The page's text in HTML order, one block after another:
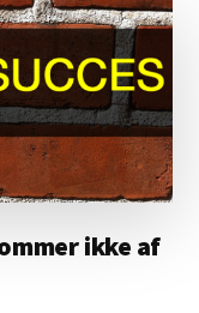
ALLEREDE
I
MORGEN
ikke af